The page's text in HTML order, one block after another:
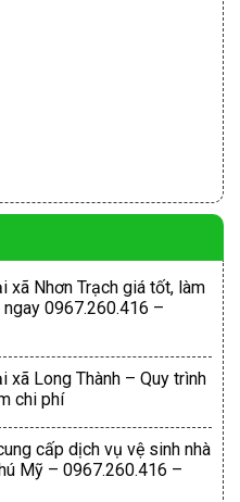
xã Nhơn Trạch giá tốt, làm
0967.260.416 –
xã Long Thành – Quy trình
chi phí
cấp dịch vụ vệ sinh nhà
Mỹ – 0967.260.416 –